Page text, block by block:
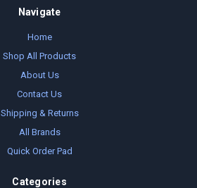
Navigate
Home
Shop All Products
About Us
Contact Us
Shipping & Returns
All Brands
Quick Order Pad
Categories